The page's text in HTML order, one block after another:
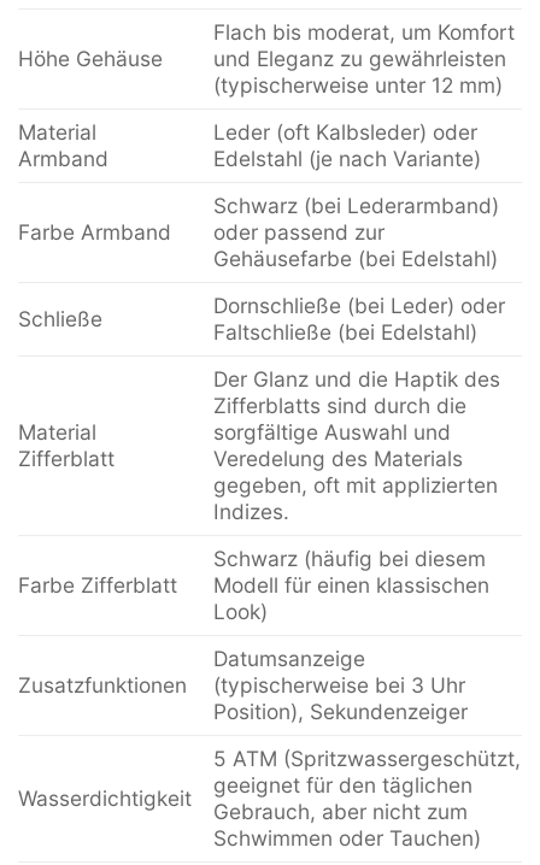
Höhe Gehäuse
Flach bis moderat, um Komfort
und Eleganz zu gewährleisten
(typischerweise unter 12 mm)
Material
Armband
Leder (oft Kalbsleder) oder
Edelstahl (je nach Variante)
Farbe Armband
Schwarz (bei Lederarmband)
oder passend zur
Gehäusefarbe (bei Edelstahl)
Schließe
Dornschließe (bei Leder) oder
Faltschließe (bei Edelstahl)
Material
Zifferblatt
Der Glanz und die Haptik des
Zifferblatts sind durch die
sorgfältige Auswahl und
Veredelung des Materials
gegeben, oft mit applizierten
Indizes.
Farbe Zifferblatt
Schwarz (häufig bei diesem
Modell für einen klassischen
Look)
Zusatzfunktionen
Datumsanzeige
(typischerweise bei 3 Uhr
Position), Sekundenzeiger
Wasserdichtigkeit
5 ATM (Spritzwassergeschützt,
geeignet für den täglichen
Gebrauch, aber nicht zum
Schwimmen oder Tauchen)